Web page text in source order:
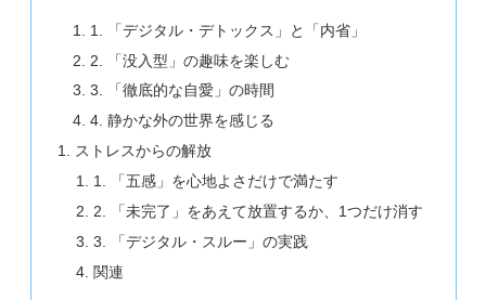
1. 「デジタル・デトックス」と「内省」
2. 「没入型」の趣味を楽しむ
3. 「徹底的な自愛」の時間
4. 静かな外の世界を感じる
ストレスからの解放
1. 「五感」を心地よさだけで満たす
2. 「未完了」をあえて放置するか、1つだけ消す
3. 「デジタル・スルー」の実践
関連